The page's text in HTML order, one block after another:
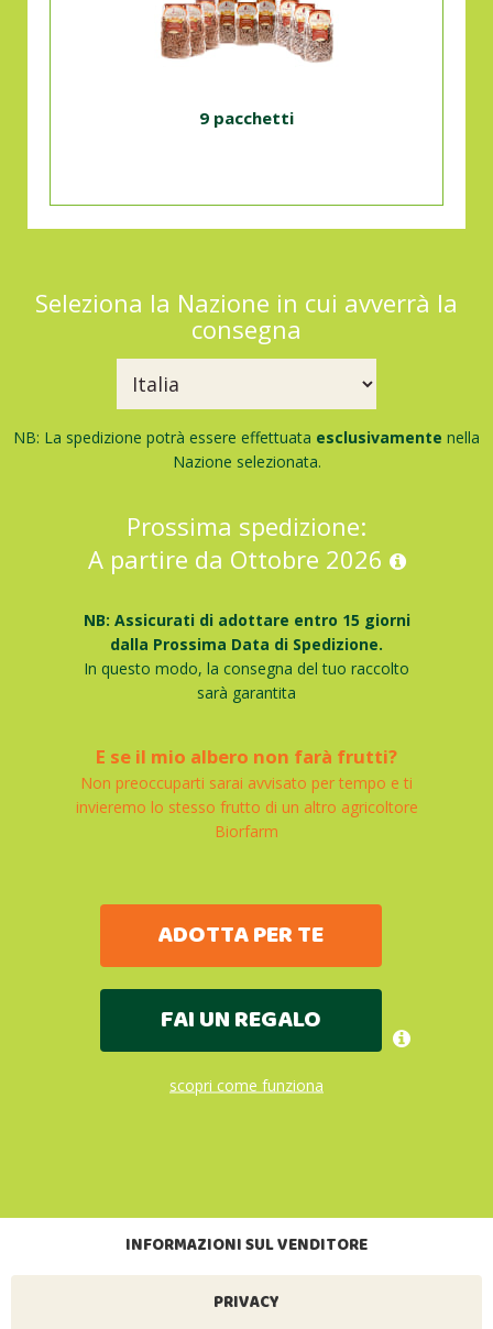
9 pacchetti
Seleziona la Nazione in cui avverrà la
consegna
NB: La spedizione potrà essere effettuata esclusivamente nella
Nazione selezionata.
Prossima spedizione:
A partire da Ottobre 2026
NB: Assicurati di adottare entro 15 giorni
dalla Prossima Data di Spedizione.
In questo modo, la consegna del tuo raccolto
sarà garantita
E se il mio albero non farà frutti?
Non preoccuparti sarai avvisato per tempo e ti
invieremo lo stesso frutto di un altro agricoltore
Biorfarm
ADOTTA PER TE
FAI UN REGALO
scopri come funziona
INFORMAZIONI SUL VENDITORE
PRIVACY